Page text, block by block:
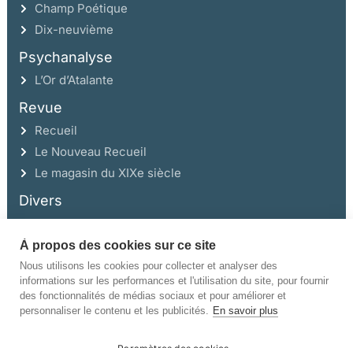
Champ Poétique
Dix-neuvième
Psychanalyse
L’Or d’Atalante
Revue
Recueil
Le Nouveau Recueil
Le magasin du XIXe siècle
Divers
Ce site a été réalisé avec l’aide de la Région Auvergne Rhône-Alpes et de la
Drac Rhône-Alpes.
À propos des cookies sur ce site
Nous utilisons les cookies pour collecter et analyser des
informations sur les performances et l'utilisation du site, pour fournir
des fonctionnalités de médias sociaux et pour améliorer et
personnaliser le contenu et les publicités. En savoir plus